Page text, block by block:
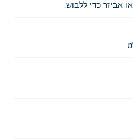
אביזר כדי ללבוש.